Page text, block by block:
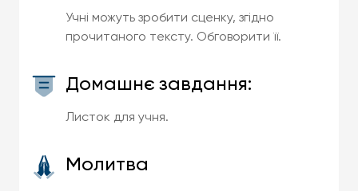
Учні можуть зробити сценку, згідно
прочитаного тексту. Обговорити її.
Домашнє завдання:
Листок для учня.
Молитва